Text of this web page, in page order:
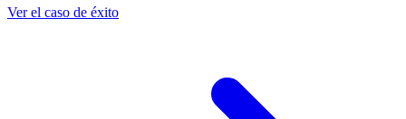
Ver el caso de éxito